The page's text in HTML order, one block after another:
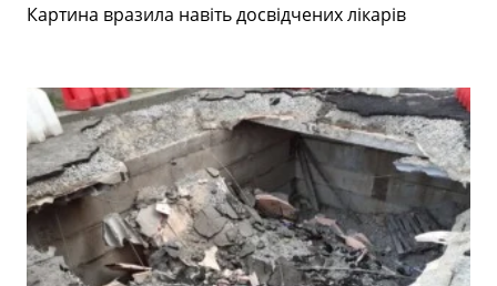
Картина вразила навіть досвідчених лікарів